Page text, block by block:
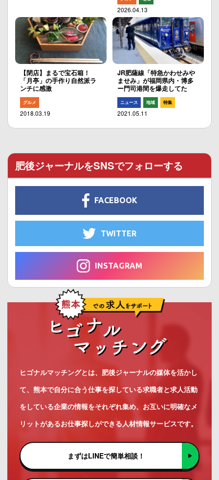
2026.04.13
【閉店】まるで宝石箱！
「月亭」の手作り自然派ラ
ンチに感激
グルメ
2018.03.19
JR肥薩線「特急かわせみや
ませみ」が福岡県内・博多
ー門司港間を爆走してた
ニュース 地域 特集
2021.05.11
肥後ジャーナルをSNSでフォローする
FACEBOOK
TWITTER
INSTAGRAM
ヒゴナルマッチングとは、肥後ジャーナルの媒体を活かし
て、熊本で自分に合う仕事を探している求職者と求人活動
をしている企業の情報をそれぞれ集め、お互いに明確なメ
リットがあるお仕事探しができる人材情報サービスです。
まずはLINEで簡単相談！